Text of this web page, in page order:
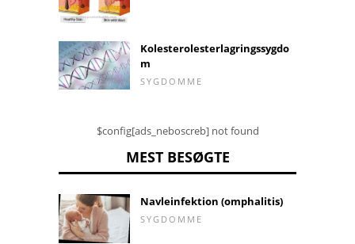
Kolesterolesterlagringssygdo
m
SYGDOMME
$config[ads_neboscreb] not found
MEST BESØGTE
Navleinfektion (omphalitis)
SYGDOMME